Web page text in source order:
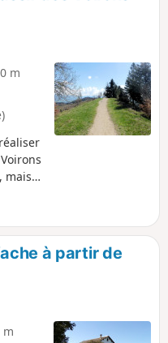
m
mais
du
à partir de
m